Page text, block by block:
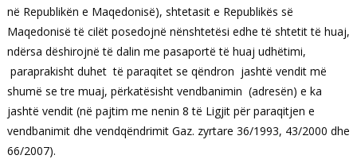
në Republikën e Maqedonisë), shtetasit e Republikës së
Maqedonisë të cilët posedojnë nënshtetësi edhe të shtetit të huaj,
ndërsa dëshirojnë të dalin me pasaportë të huaj udhëtimi,
paraprakisht duhet të paraqitet se qëndron jashtë vendit më
shumë se tre muaj, përkatësisht vendbanimin (adresën) e ka
jashtë vendit (në pajtim me nenin 8 të Ligjit për paraqitjen e
vendbanimit dhe vendqëndrimit Gaz. zyrtare 36/1993, 43/2000 dhe
66/2007).